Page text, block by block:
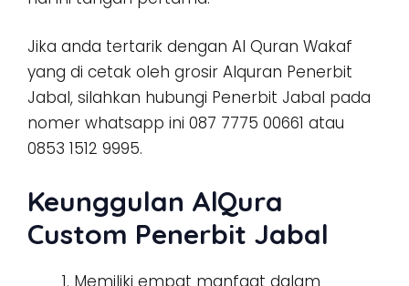
Jika anda tertarik dengan Al Quran Wakaf
yang di cetak oleh grosir Alquran Penerbit
Jabal, silahkan hubungi Penerbit Jabal pada
nomer whatsapp ini 087 7775 00661 atau
0853 1512 9995.
Keunggulan AlQura
Custom Penerbit Jabal
Memiliki empat manfaat dalam